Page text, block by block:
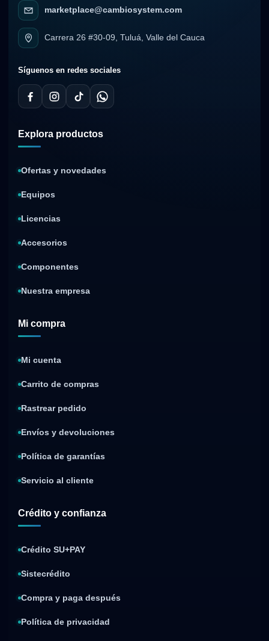
marketplace@cambiosystem.com
Carrera 26 #30-09, Tuluá, Valle del Cauca
Síguenos en redes sociales
Explora productos
Ofertas y novedades
Equipos
Licencias
Accesorios
Componentes
Nuestra empresa
Mi compra
Mi cuenta
Carrito de compras
Rastrear pedido
Envíos y devoluciones
Política de garantías
Servicio al cliente
Crédito y confianza
Crédito SU+PAY
Sistecrédito
Compra y paga después
Política de privacidad